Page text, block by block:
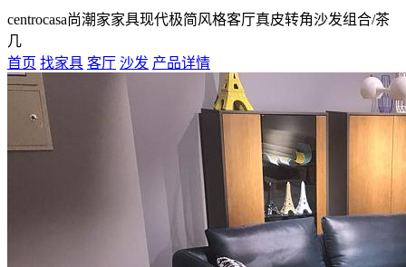
centrocasa尚潮家家具现代极简风格客厅真皮转角沙发组合/茶
几
首页 找家具 客厅 沙发 产品详情